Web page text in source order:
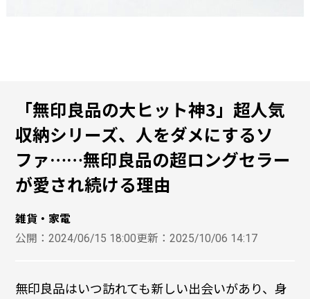
「無印良品の大ヒット神3」超人気
収納シリーズ、人をダメにするソ
ファ……無印良品の超ロングセラー
が愛され続ける理由
雑貨・家電
公開：2024/06/15 18:00更新：2025/10/06 14:17
無印良品はいつ訪れても新しい出会いがあり、身